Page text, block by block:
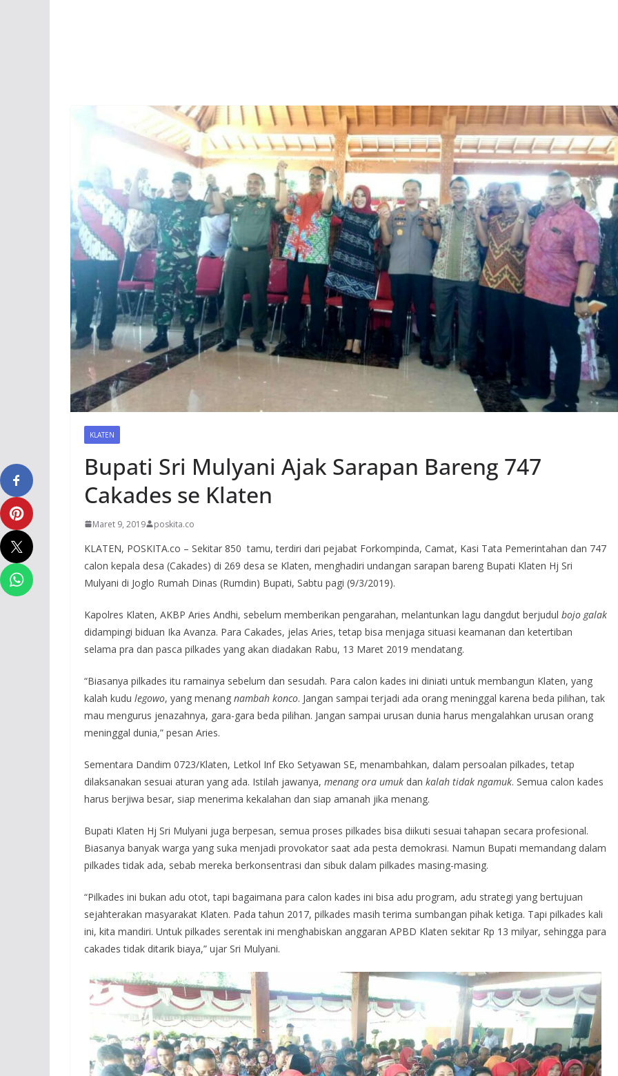
KLATEN
Bupati Sri Mulyani Ajak Sarapan Bareng 747
Cakades se Klaten
Maret 9, 2019 poskita.co
KLATEN, POSKITA.co – Sekitar 850 tamu, terdiri dari pejabat Forkompinda, Camat, Kasi Tata Pemerintahan dan 747
calon kepala desa (Cakades) di 269 desa se Klaten, menghadiri undangan sarapan bareng Bupati Klaten Hj Sri
Mulyani di Joglo Rumah Dinas (Rumdin) Bupati, Sabtu pagi (9/3/2019).
Kapolres Klaten, AKBP Aries Andhi, sebelum memberikan pengarahan, melantunkan lagu dangdut berjudul bojo galak
didampingi biduan Ika Avanza. Para Cakades, jelas Aries, tetap bisa menjaga situasi keamanan dan ketertiban
selama pra dan pasca pilkades yang akan diadakan Rabu, 13 Maret 2019 mendatang.
“Biasanya pilkades itu ramainya sebelum dan sesudah. Para calon kades ini diniati untuk membangun Klaten, yang
kalah kudu legowo, yang menang nambah konco. Jangan sampai terjadi ada orang meninggal karena beda pilihan, tak
mau mengurus jenazahnya, gara-gara beda pilihan. Jangan sampai urusan dunia harus mengalahkan urusan orang
meninggal dunia,” pesan Aries.
Sementara Dandim 0723/Klaten, Letkol Inf Eko Setyawan SE, menambahkan, dalam persoalan pilkades, tetap
dilaksanakan sesuai aturan yang ada. Istilah jawanya, menang ora umuk dan kalah tidak ngamuk. Semua calon kades
harus berjiwa besar, siap menerima kekalahan dan siap amanah jika menang.
Bupati Klaten Hj Sri Mulyani juga berpesan, semua proses pilkades bisa diikuti sesuai tahapan secara profesional.
Biasanya banyak warga yang suka menjadi provokator saat ada pesta demokrasi. Namun Bupati memandang dalam
pilkades tidak ada, sebab mereka berkonsentrasi dan sibuk dalam pilkades masing-masing.
“Pilkades ini bukan adu otot, tapi bagaimana para calon kades ini bisa adu program, adu strategi yang bertujuan
sejahterakan masyarakat Klaten. Pada tahun 2017, pilkades masih terima sumbangan pihak ketiga. Tapi pilkades kali
ini, kita mandiri. Untuk pilkades serentak ini menghabiskan anggaran APBD Klaten sekitar Rp 13 milyar, sehingga para
cakades tidak ditarik biaya,” ujar Sri Mulyani.